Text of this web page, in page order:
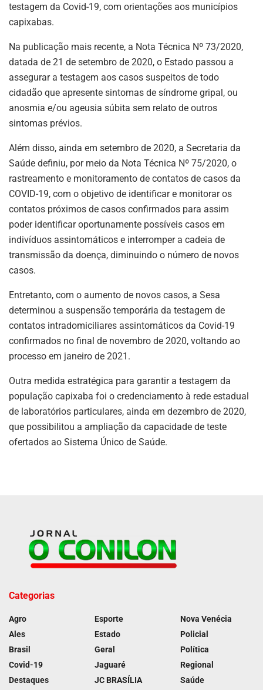
testagem da Covid-19, com orientações aos municípios
capixabas.
Na publicação mais recente, a Nota Técnica Nº 73/2020,
datada de 21 de setembro de 2020, o Estado passou a
assegurar a testagem aos casos suspeitos de todo
cidadão que apresente sintomas de síndrome gripal, ou
anosmia e/ou ageusia súbita sem relato de outros
sintomas prévios.
Além disso, ainda em setembro de 2020, a Secretaria da
Saúde definiu, por meio da Nota Técnica Nº 75/2020, o
rastreamento e monitoramento de contatos de casos da
COVID-19, com o objetivo de identificar e monitorar os
contatos próximos de casos confirmados para assim
poder identificar oportunamente possíveis casos em
indivíduos assintomáticos e interromper a cadeia de
transmissão da doença, diminuindo o número de novos
casos.
Entretanto, com o aumento de novos casos, a Sesa
determinou a suspensão temporária da testagem de
contatos intradomiciliares assintomáticos da Covid-19
confirmados no final de novembro de 2020, voltando ao
processo em janeiro de 2021.
Outra medida estratégica para garantir a testagem da
população capixaba foi o credenciamento à rede estadual
de laboratórios particulares, ainda em dezembro de 2020,
que possibilitou a ampliação da capacidade de teste
ofertados ao Sistema Único de Saúde.
Categorias
Agro
Ales
Brasil
Covid-19
Destaques
Esporte
Estado
Geral
Jaguaré
JC BRASÍLIA
Nova Venécia
Policial
Política
Regional
Saúde